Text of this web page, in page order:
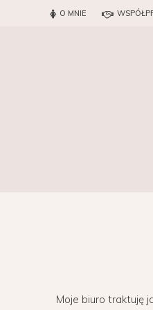
O MNIE
Moje biuro traktuję